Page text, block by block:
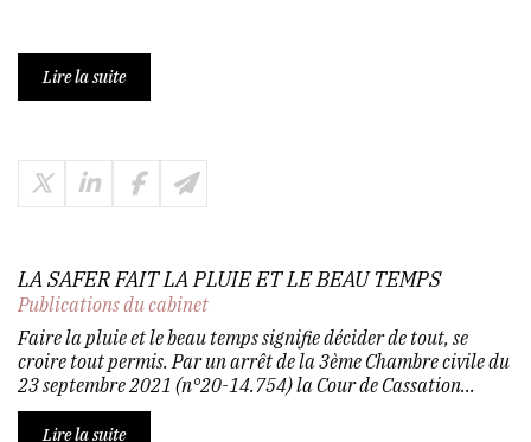
Lire la suite
LA SAFER FAIT LA PLUIE ET LE BEAU TEMPS
Publications du cabinet
Faire la pluie et le beau temps signifie décider de tout, se
croire tout permis. Par un arrêt de la 3ème Chambre civile du
23 septembre 2021 (n°20-14.754) la Cour de Cassation...
Lire la suite